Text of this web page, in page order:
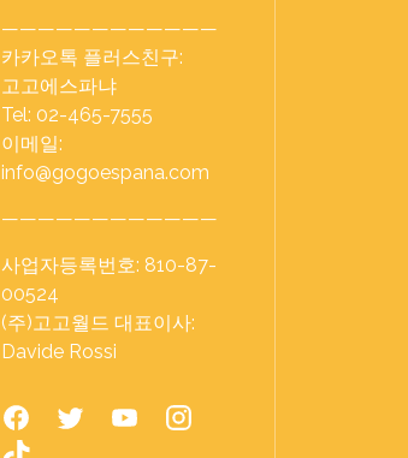
————————————
카카오톡 플러스친구:
고고에스파냐
Tel: 02-465-7555
이메일:
info@gogoespana.com
————————————
사업자등록번호: 810-87-
00524
(주)고고월드 대표이사:
Davide Rossi